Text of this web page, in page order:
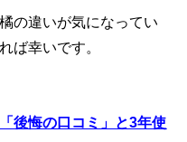
の違いが気になってい
ば幸いです。
後悔の口コミ」と3年使